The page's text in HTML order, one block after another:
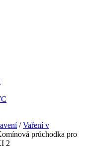
/Vaření v
průchodka pro
2